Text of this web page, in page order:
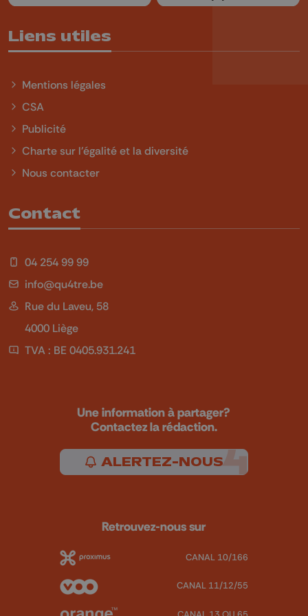
Liens utiles
Mentions légales
CSA
Publicité
Charte sur l'égalité et la diversité
Nous contacter
Contact
04 254 99 99
info@qu4tre.be
Rue du Laveu, 58
4000 Liège
TVA : BE 0405.931.241
Une information à partager?
Contactez la rédaction.
ALERTEZ-NOUS
Retrouvez-nous sur
CANAL 10/166
CANAL 11/12/55